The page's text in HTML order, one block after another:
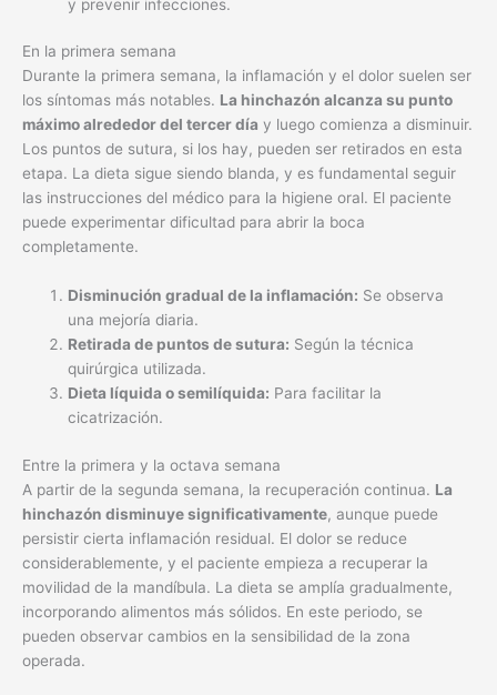
y prevenir infecciones.
En la primera semana
Durante la primera semana, la inflamación y el dolor suelen ser
los síntomas más notables. La hinchazón alcanza su punto
máximo alrededor del tercer día y luego comienza a disminuir.
Los puntos de sutura, si los hay, pueden ser retirados en esta
etapa. La dieta sigue siendo blanda, y es fundamental seguir
las instrucciones del médico para la higiene oral. El paciente
puede experimentar dificultad para abrir la boca
completamente.
Disminución gradual de la inflamación: Se observa
una mejoría diaria.
Retirada de puntos de sutura: Según la técnica
quirúrgica utilizada.
Dieta líquida o semilíquida: Para facilitar la
cicatrización.
Entre la primera y la octava semana
A partir de la segunda semana, la recuperación continua. La
hinchazón disminuye significativamente, aunque puede
persistir cierta inflamación residual. El dolor se reduce
considerablemente, y el paciente empieza a recuperar la
movilidad de la mandíbula. La dieta se amplía gradualmente,
incorporando alimentos más sólidos. En este periodo, se
pueden observar cambios en la sensibilidad de la zona
operada.